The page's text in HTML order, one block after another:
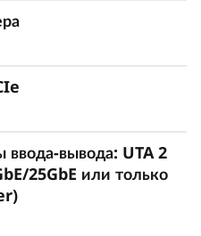
и
данными
бесшовно
файловыми и
нагрузками как
вывода: UTA 2
25GbE или только